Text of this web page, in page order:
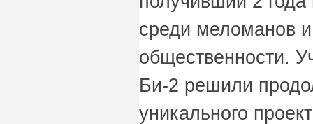
среди меломанов
общественности.
Би-2 решили
уникального